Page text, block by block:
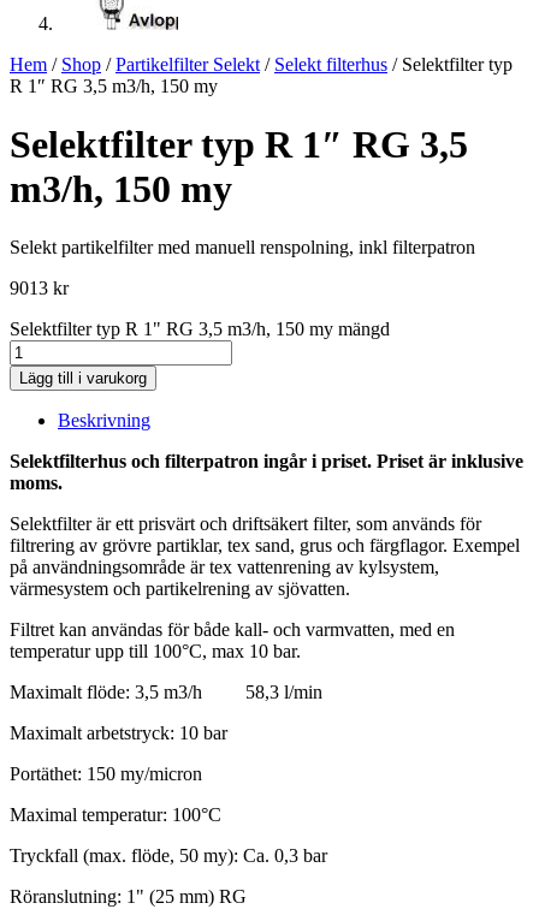
Hem / Shop /Partikelfilter Selekt / Selekt filterhus / Selektfilter typ
R 1″ RG 3,5 m3/h, 150 my
Selektfilter typ R 1″ RG 3,5
m3/h, 150 my
Selekt partikelfilter med manuell renspolning, inkl filterpatron
9013 kr
Selektfilter typ R 1" RG 3,5 m3/h, 150 my mängd
Lägg till i varukorg
Beskrivning
Selektfilterhus och filterpatron ingår i priset. Priset är inklusive
moms.
Selektfilter är ett prisvärt och driftsäkert filter, som används för
filtrering av grövre partiklar, tex sand, grus och färgflagor. Exempel
på användningsområde är tex vattenrening av kylsystem,
värmesystem och partikelrening av sjövatten.
Filtret kan användas för både kall- och varmvatten, med en
temperatur upp till 100°C, max 10 bar.
Maximalt flöde: 3,5 m3/h 58,3 l/min
Maximalt arbetstryck: 10 bar
Portäthet: 150 my/micron
Maximal temperatur: 100°C
Tryckfall (max. flöde, 50 my): Ca. 0,3 bar
Röranslutning: 1" (25 mm) RG